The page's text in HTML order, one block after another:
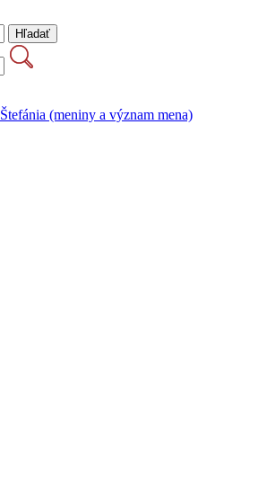
Štefánia (meniny a význam mena)